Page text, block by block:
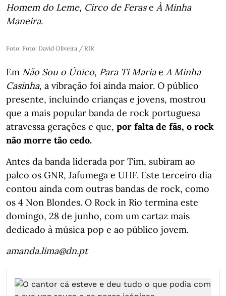
Homem do Leme, Circo de Ferase À Minha
Maneira.
Foto: Foto: David Oliveira / RIR
Em Não Sou o Único, Para Ti Mariae A Minha
Casinha, a vibração foi ainda maior. O público
presente, incluindo crianças e jovens, mostrou
que a mais popular banda de rock portuguesa
atravessa gerações e que, por falta de fãs, o rock
não morre tão cedo.
Antes da banda liderada por Tim, subiram ao
palco os GNR, Jafumega e UHF. Este terceiro dia
contou ainda com outras bandas de rock, como
os 4 Non Blondes. O Rock in Rio termina este
domingo, 28 de junho, com um cartaz mais
dedicado à música pop e ao público jovem.
amanda.lima@dn.pt